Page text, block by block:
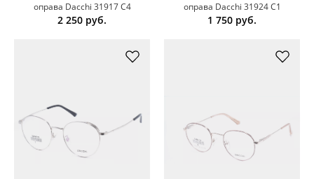
оправа Dacchi 31917 C4
2 250 руб.
оправа Dacchi 31924 C1
1 750 руб.